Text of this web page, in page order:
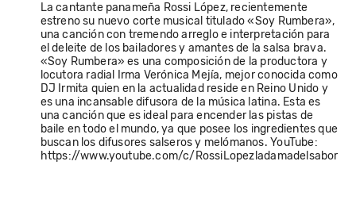
La cantante panameña Rossi López, recientemente
estreno su nuevo corte musical titulado «Soy Rumbera»,
una canción con tremendo arreglo e interpretación para
el deleite de los bailadores y amantes de la salsa brava.
«Soy Rumbera» es una composición de la productora y
locutora radial Irma Verónica Mejía, mejor conocida como
DJ Irmita quien en la actualidad reside en Reino Unido y
es una incansable difusora de la música latina. Esta es
una canción que es ideal para encender las pistas de
baile en todo el mundo, ya que posee los ingredientes que
buscan los difusores salseros y melómanos. YouTube:
https://www.youtube.com/c/RossiLopezladamadelsabor